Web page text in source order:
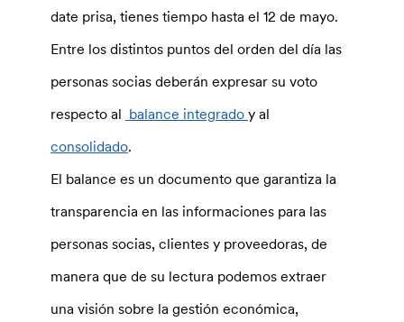
date prisa, tienes tiempo hasta el 12 de mayo.
Entre los distintos puntos del orden del día las
personas socias deberán expresar su voto
respecto al balance integradoy al
consolidado.
El balance es un documento que garantiza la
transparencia en las informaciones para las
personas socias, clientes y proveedoras, de
manera que de su lectura podemos extraer
una visión sobre la gestión económica,